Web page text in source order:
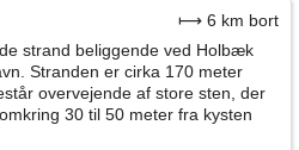
⟼ 6 km bort
strand beliggende ved Holbæk
Stranden er cirka 170 meter
overvejende af store sten, der
30 til 50 meter fra kysten